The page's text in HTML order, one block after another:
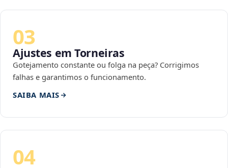
03
Ajustes em Torneiras
Gotejamento constante ou folga na peça? Corrigimos
falhas e garantimos o funcionamento.
SAIBA MAIS
04